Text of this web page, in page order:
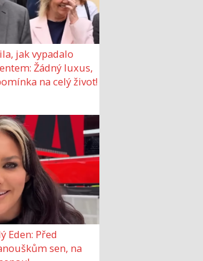
jak vypadalo
Žádný luxus,
na celý život!
Eden: Před
sen, na